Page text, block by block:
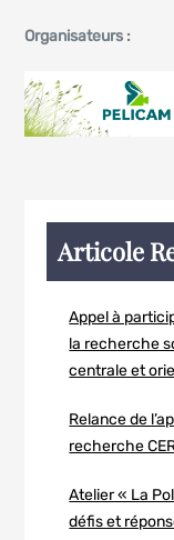
Organisateurs :
Articole
Appel à
la recherche
centrale et
Relance de
recherche
Atelier « La
défis et